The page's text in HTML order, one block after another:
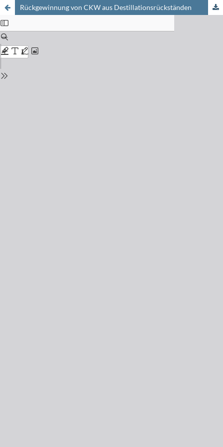
Rückgewinnung von CKW aus Destillationsrückständen